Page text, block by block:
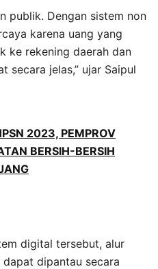
publik. Dengan sistem non
karena uang yang
ke rekening daerah dan
secara jelas,” ujar Saipul
2023, PEMPROV
BERSIH-BERSIH
digital tersebut, alur
dipantau secara